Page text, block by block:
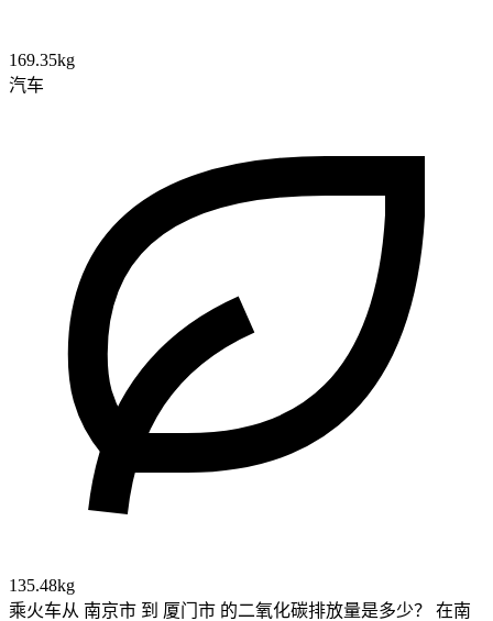
169.35kg
汽车
135.48kg
乘火车从 南京市 到 厦门市 的二氧化碳排放量是多少？
在南